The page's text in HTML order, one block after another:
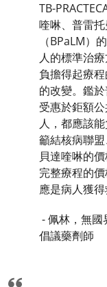
TB-
喹啉、普雷
（BPaLM）
人的標準治
負擔得起療
的改變。鑑
受惠於鉅額
人，都應該
籲結核病聯
貝達喹啉的
完整療程的
應是病人獲得
- 佩林，無國
倡議藥劑師